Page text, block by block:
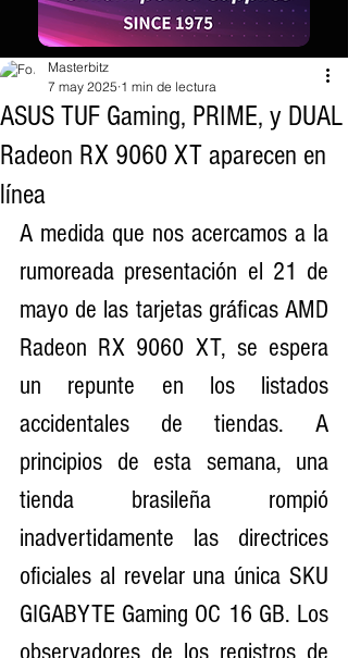
ASUS TUF Gaming, PRIME, y DUAL
Radeon RX 9060 XT aparecen en
línea
Masterbitz
7 may 2025 1 min de lectura
A medida que nos acercamos a la
rumoreada presentación el 21 de
mayo de las tarjetas gráficas AMD
Radeon RX 9060 XT, se espera
un repunte en los listados
accidentales de tiendas. A
principios de esta semana, una
tienda brasileña rompió
inadvertidamente las directrices
oficiales al revelar una única SKU
GIGABYTE Gaming OC 16 GB. Los
observadores de los registros de